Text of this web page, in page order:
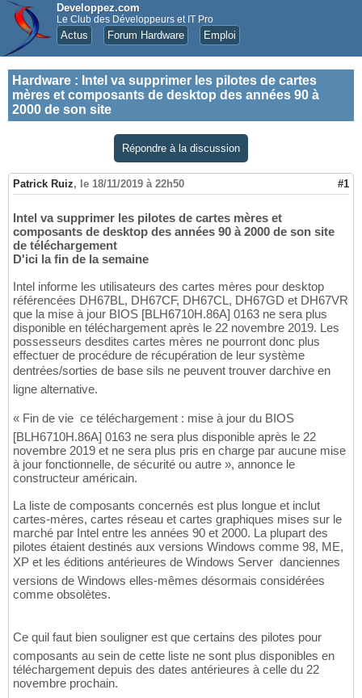
Developpez.com
Le Club des Développeurs et IT Pro
Actus Forum Hardware Emploi
Hardware : Intel va supprimer les pilotes de cartes
mères et composants de desktop des années 90 à
2000 de son site
Répondre à la discussion
Patrick Ruiz, le 18/11/2019 à 22h50 #1
Intel va supprimer les pilotes de cartes mères et
composants de desktop des années 90 à 2000 de son site
de téléchargement
D'ici la fin de la semaine
Intel informe les utilisateurs des cartes mères pour desktop
référencées DH67BL, DH67CF, DH67CL, DH67GD et DH67VR
que la mise à jour BIOS [BLH6710H.86A] 0163 ne sera plus
disponible en téléchargement après le 22 novembre 2019. Les
possesseurs desdites cartes mères ne pourront donc plus
effectuer de procédure de récupération de leur système
dentrées/sorties de base sils ne peuvent trouver darchive en
ligne alternative.
« Fin de vie  ce téléchargement : mise à jour du BIOS
[BLH6710H.86A] 0163 ne sera plus disponible après le 22
novembre 2019 et ne sera plus pris en charge par aucune mise
à jour fonctionnelle, de sécurité ou autre », annonce le
constructeur américain.
La liste de composants concernés est plus longue et inclut
cartes-mères, cartes réseau et cartes graphiques mises sur le
marché par Intel entre les années 90 et 2000. La plupart des
pilotes étaient destinés aux versions Windows comme 98, ME,
XP et les éditions antérieures de Windows Server  danciennes
versions de Windows elles-mêmes désormais considérées
comme obsolètes.
Ce quil faut bien souligner est que certains des pilotes pour
composants au sein de cette liste ne sont plus disponibles en
téléchargement depuis des dates antérieures à celle du 22
novembre prochain.